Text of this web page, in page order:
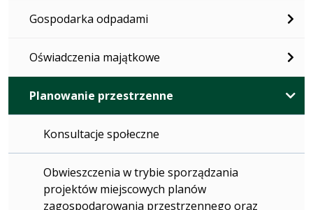
Gospodarka odpadami
Oświadczenia majątkowe
Planowanie przestrzenne
Konsultacje społeczne
Obwieszczenia w trybie sporządzania
projektów miejscowych planów
zagospodarowania przestrzennego oraz